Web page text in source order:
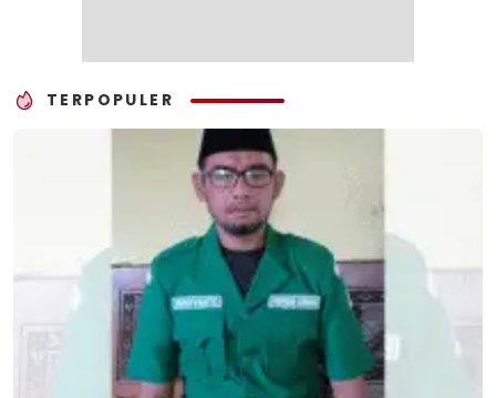
TERPOPULER